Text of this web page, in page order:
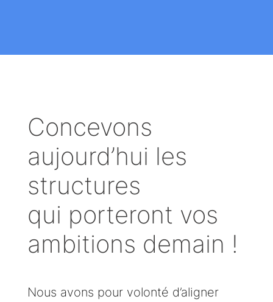
Concevons
aujourd’hui les
structures
qui porteront vos
ambitions demain !
Nous avons pour volonté d’aligner